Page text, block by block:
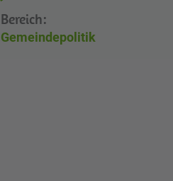
Bereich:
Gemeindepolitik